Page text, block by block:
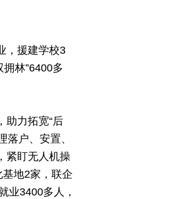
，援建学校3
林”6400多
助力拓宽“后
落户、安置、
紧盯无人机操
地2家，联企
业3400多人，